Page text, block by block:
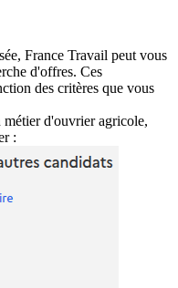
France Travail peut vous
d'offres. Ces
des critères que vous
métier d'ouvrier agricole,
: